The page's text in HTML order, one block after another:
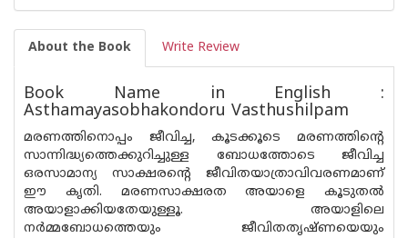
About the Book Write Review
Book Name in English :
Asthamayasobhakondoru Vasthushilpam
മരണത്തിനൊപ്പം ജീവിച്ച, കൂടക്കൂടെ മരണത്തിന്റെ
സാന്നിദ്ധ്യത്തെക്കുറിച്ചുള്ള ബോധത്തോടെ ജീവിച്ച
ഒരസാമാന്യ സാക്ഷരന്റെ ജീവിതയാത്രാവിവരണമാണ്
ഈ കൃതി. മരണസാക്ഷരത അയാളെ കൂടുതല്‍
അയാളാക്കിയതേയുള്ളൂ. അയാളിലെ
നര്‍മ്മബോധത്തെയും ജീവിതതൃഷ്ണയെയും